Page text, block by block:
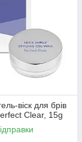
віск для брів
Clear, 15g